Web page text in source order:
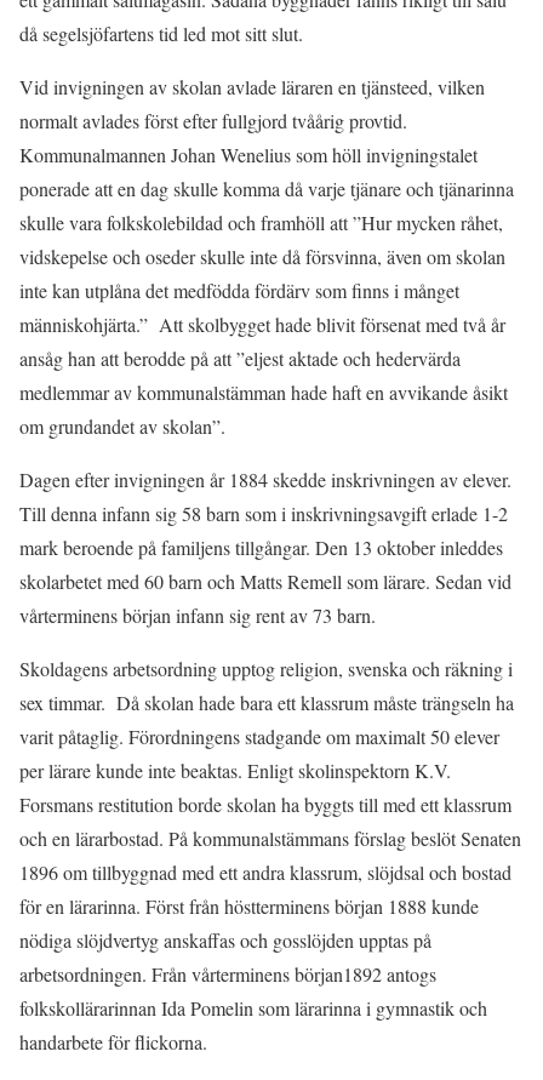
då segelsjöfartens tid led mot sitt slut.
Vid invigningen av skolan avlade läraren en tjänsteed, vilken
normalt avlades först efter fullgjord tvåårig provtid.
Kommunalmannen Johan Wenelius som höll invigningstalet
ponerade att en dag skulle komma då varje tjänare och tjänarinna
skulle vara folkskolebildad och framhöll att ”Hur mycken råhet,
vidskepelse och oseder skulle inte då försvinna, även om skolan
inte kan utplåna det medfödda fördärv som finns i månget
människohjärta.” Att skolbygget hade blivit försenat med två år
ansåg han att berodde på att ”eljest aktade och hedervärda
medlemmar av kommunalstämman hade haft en avvikande åsikt
om grundandet av skolan”.
Dagen efter invigningen år 1884 skedde inskrivningen av elever.
Till denna infann sig 58 barn som i inskrivningsavgift erlade 1-2
mark beroende på familjens tillgångar. Den 13 oktober inleddes
skolarbetet med 60 barn och Matts Remell som lärare. Sedan vid
vårterminens början infann sig rent av 73 barn.
Skoldagens arbetsordning upptog religion, svenska och räkning i
sex timmar. Då skolan hade bara ett klassrum måste trängseln ha
varit påtaglig. Förordningens stadgande om maximalt 50 elever
per lärare kunde inte beaktas. Enligt skolinspektorn K.V.
Forsmans restitution borde skolan ha byggts till med ett klassrum
och en lärarbostad. På kommunalstämmans förslag beslöt Senaten
1896 om tillbyggnad med ett andra klassrum, slöjdsal och bostad
för en lärarinna. Först från höstterminens början 1888 kunde
nödiga slöjdvertyg anskaffas och gosslöjden upptas på
arbetsordningen. Från vårterminens början1892 antogs
folkskollärarinnan Ida Pomelin som lärarinna i gymnastik och
handarbete för flickorna.